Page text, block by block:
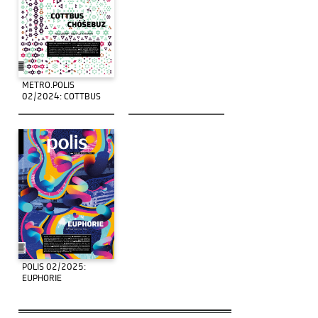
METRO.POLIS
02/2024: COTTBUS
POLIS 02/2025:
EUPHORIE